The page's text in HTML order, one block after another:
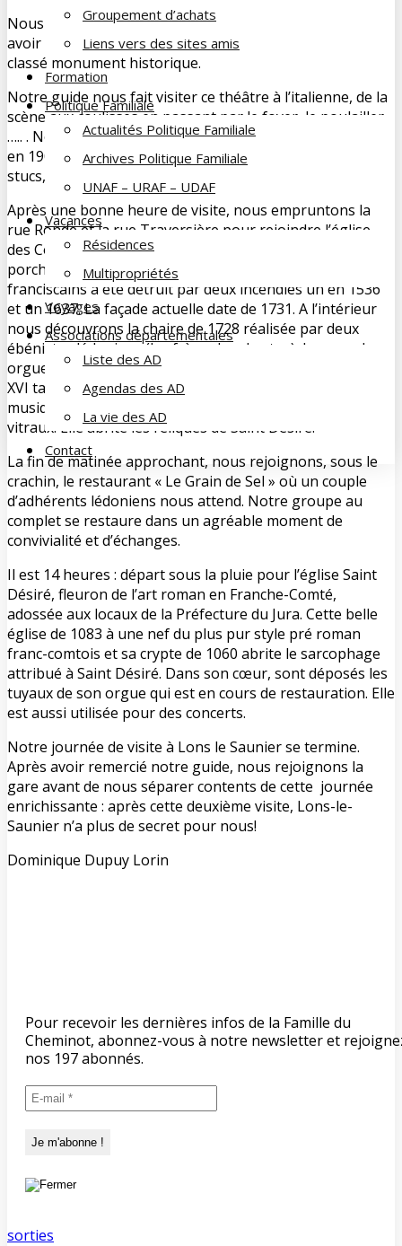
Groupement d’achats
Liens vers des sites amis
Formation
Politique Familiale
Actualités Politique Familiale
Archives Politique Familiale
UNAF – URAF – UDAF
Vacances
Résidences
Multipropriétés
Voyages
Associations départementales
Liste des AD
Agendas des AD
La vie des AD
Contact
Nous débutons notre visite par le théâtre qui, après
avoir subi trois incendies, a été restauré en 1997 et est
classé monument historique.
Notre guide nous fait visiter ce théâtre à l’italienne, de la
scène aux coulisses en passant par le foyer, le poulailler
….. . Nous découvrons un très beau théâtre, reconstruit
en 1903, restauré dans ses velours et ses ors d’origine :
stucs, peintures et trompes l’œil se dévoilent.
Après une bonne heure de visite, nous empruntons la
rue Ronde et la rue Traversière pour rejoindre l’église
des Cordeliers au fond d’une petite cour fermée par un
porche du XVème siècle. Cet édifice fondé en 1250 par les
franciscains a été détruit par deux incendies un en 1536
et un 1637. La façade actuelle date de 1731. A l’intérieur
nous découvrons la chaire de 1728 réalisée par deux
ébénistes lédoniens (les frères Lambertoz), les grandes
orgues de Callinet de 1845, les stalles de 1828 style Louis
XVI tardif aux sculptures charmantes d’instruments de
musique alternant avec des personnages et de superbe
vitraux. Elle abrite les reliques de Saint Désiré.
La fin de matinée approchant, nous rejoignons, sous le
crachin, le restaurant « Le Grain de Sel » où un couple
d’adhérents lédoniens nous attend. Notre groupe au
complet se restaure dans un agréable moment de
convivialité et d’échanges.
Il est 14 heures : départ sous la pluie pour l’église Saint
Désiré, fleuron de l’art roman en Franche-Comté,
adossée aux locaux de la Préfecture du Jura. Cette belle
église de 1083 à une nef du plus pur style pré roman
franc-comtois et sa crypte de 1060 abrite le sarcophage
attribué à Saint Désiré. Dans son cœur, sont déposés les
tuyaux de son orgue qui est en cours de restauration. Elle
est aussi utilisée pour des concerts.
Notre journée de visite à Lons le Saunier se termine.
Après avoir remercié notre guide, nous rejoignons la
gare avant de nous séparer contents de cette journée
enrichissante : après cette deuxième visite, Lons-le-
Saunier n’a plus de secret pour nous!
Dominique Dupuy Lorin
Pour recevoir les dernières infos de la Famille du
Cheminot, abonnez-vous à notre newsletter et
nos 197 abonnés.
sorties